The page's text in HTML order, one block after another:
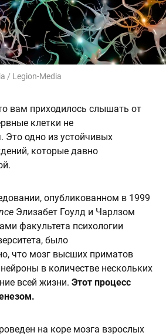
/ Legion-Media
вам приходилось слышать от
клетки не
Это одно из устойчивых
которые давно
опубликованном в 1999
Элизабет Гоулд и Чарлзом
факультета психологии
было
что мозг высших приматов
в количестве нескольких
всей жизни. Этот процесс
на коре мозга взрослых